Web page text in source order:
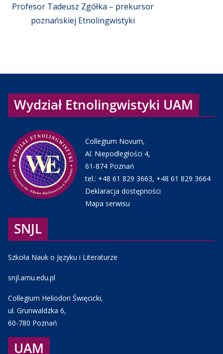
Profesor Tadeusz Zgółka – prekursor
poznańskiej Etnolingwistyki
Wydział Etnolingwistyki UAM
Collegium Novum,
Al. Niepodległości 4,
61-874 Poznań
tel.: +48 61 829 3663, +48 61 829 3664
Deklaracja dostępności
Mapa serwisu
SNJL
Szkoła Nauk o Języku i Literaturze
snjl.amu.edu.pl
Collegium Heliodori Święcicki,
ul. Grunwaldzka 6,
60-780 Poznań
UAM